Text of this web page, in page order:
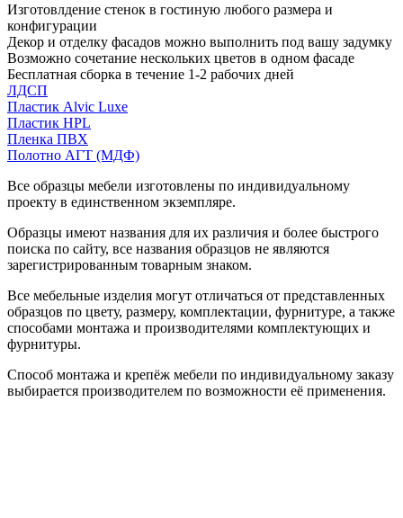
Изготовлдение стенок в гостиную любого размера и
конфигурации
Декор и отделку фасадов можно выполнить под вашу задумку
Возможно сочетание нескольких цветов в одном фасаде
Бесплатная сборка в течение 1-2 рабочих дней
ЛДСП
Пластик Alvic Luxe
Пластик HPL
Пленка ПВХ
Полотно АГТ (МДФ)
Все образцы мебели изготовлены по индивидуальному
проекту в единственном экземпляре.
Образцы имеют названия для их различия и более быстрого
поиска по сайту, все названия образцов не являются
зарегистрированным товарным знаком.
Все мебельные изделия могут отличаться от представленных
образцов по цвету, размеру, комплектации, фурнитуре, а также
способами монтажа и производителями комплектующих и
фурнитуры.
Способ монтажа и крепёж мебели по индивидуальному заказу
выбирается производителем по возможности её применения.